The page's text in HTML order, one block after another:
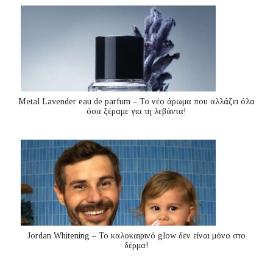
Metal Lavender eau de parfum – Το νέο άρωμα που αλλάζει όλα
όσα ξέραμε για τη λεβάντα!
Jordan Whitening – Το καλοκαιρινό glow δεν είναι μόνο στο
δέρμα!